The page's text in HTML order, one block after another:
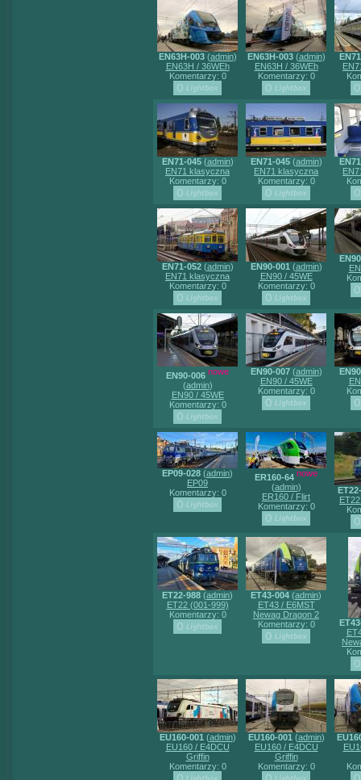
EN63H-003(admin)
EN63H / 36WEh
Komentarzy: 0
EN63H-003(admin)
EN63H / 36WEh
Komentarzy: 0
EN71-045(admin)
EN71 klasyczna
Komentarzy: 0
EN71-045(admin)
EN71 klasyczna
Komentarzy: 0
EN71-052(admin)
EN71 klasyczna
Komentarzy: 0
EN90-001 (admin)
EN90 / 45WE
Komentarzy: 0
EN90-006 nowe
(admin)
EN90 / 45WE
Komentarzy: 0
EN90-007(admin)
EN90 / 45WE
Komentarzy: 0
EP09-028 (admin)
EP09
Komentarzy: 0
ER160-64 nowe
(admin)
ER160 / Flirt
Komentarzy: 0
ET22-988 (admin)
ET22 (001-999)
Komentarzy: 0
ET43-004 (admin)
ET43 / E6MST
Newag Dragon 2
Komentarzy: 0
EU160-001 (admin)
EU160 / E4DCU
Griffin
Komentarzy: 0
EU160-001 (admin)
EU160 / E4DCU
Griffin
Komentarzy: 0